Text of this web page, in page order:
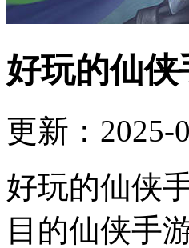
好玩的仙侠
更新：2025-
好玩的仙侠
目的仙侠手